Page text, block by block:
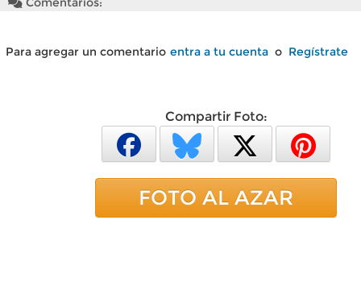
Para agregar un comentario entra a tu cuenta o Regístrate
Compartir Foto:
FOTO AL AZAR